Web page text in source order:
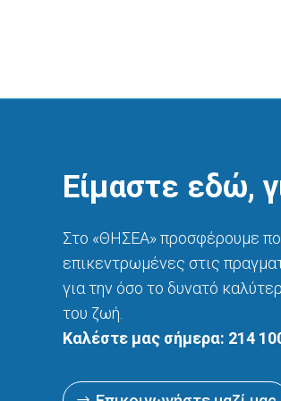
Είμαστε εδώ,
Στο «ΘΗΣΕΑ» προσφέρουμε
επικεντρωμένες στις
για την όσο το δυνατό
του ζωή.
Καλέστε μας σήμερα: 214